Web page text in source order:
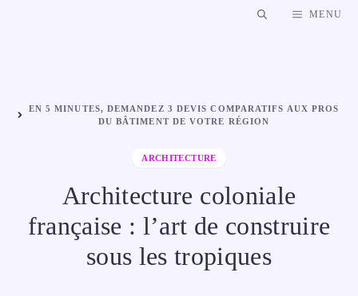
MENU
EN 5 MINUTES, DEMANDEZ 3 DEVIS COMPARATIFS AUX PROS
DU BÂTIMENT DE VOTRE RÉGION
ARCHITECTURE
Architecture coloniale
française : l’art de construire
sous les tropiques